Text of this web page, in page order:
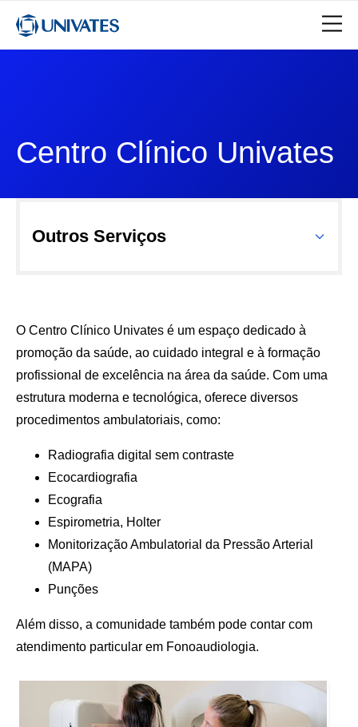
Centro Clínico Univates
O Centro Clínico Univates é um espaço dedicado à
promoção da saúde, ao cuidado integral e à formação
profissional de excelência na área da saúde. Com uma
estrutura moderna e tecnológica, oferece diversos
procedimentos ambulatoriais, como:
Radiografia digital sem contraste
Ecocardiografia
Ecografia
Espirometria, Holter
Monitorização Ambulatorial da Pressão Arterial
(MAPA)
Punções
Além disso, a comunidade também pode contar com
atendimento particular em Fonoaudiologia.
Outros Serviços